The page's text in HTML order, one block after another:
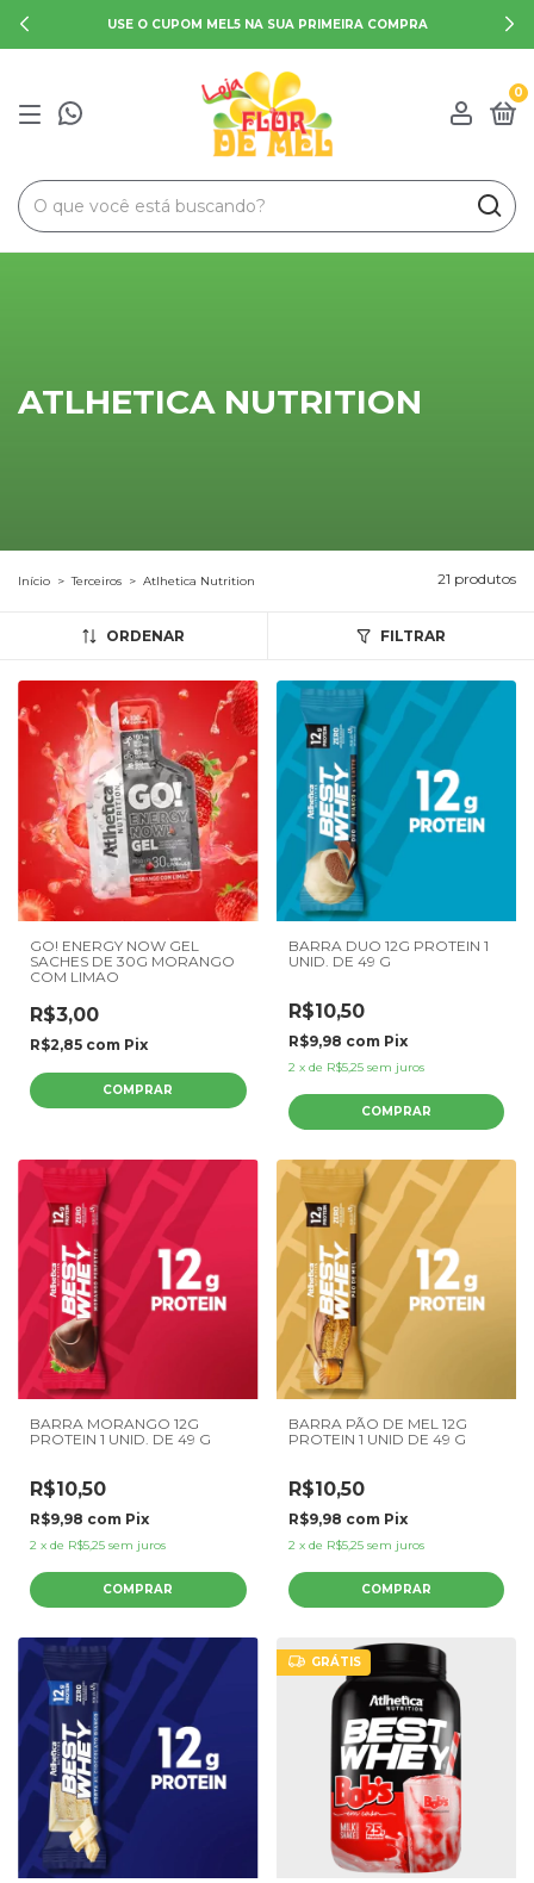
FRETE GRÁTIS NAS COMPRAS A PARTIR DE R$ 200
0
ATLHETICA NUTRITION
Início > Terceiros > Atlhetica Nutrition 21 produtos
ORDENAR FILTRAR
GO! ENERGY NOW GEL
SACHES DE 30G MORANGO
COM LIMAO
R$3,00
R$2,85 com Pix
BARRA DUO 12G PROTEIN 1
UNID. DE 49 G
R$10,50
R$9,98 com Pix
2 x de R$5,25 sem juros
BARRA MORANGO 12G
PROTEIN 1 UNID. DE 49 G
R$10,50
R$9,98 com Pix
2 x de R$5,25 sem juros
BARRA PÃO DE MEL 12G
PROTEIN 1 UNID DE 49 G
R$10,50
R$9,98 com Pix
2 x de R$5,25 sem juros
GRÁTIS